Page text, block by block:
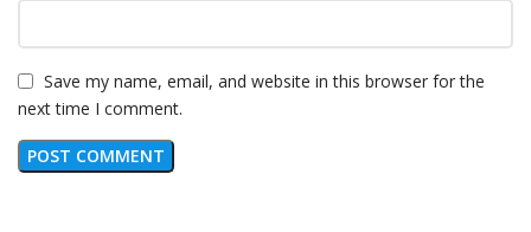
Save my name, email, and website in this browser for the
next time I comment.